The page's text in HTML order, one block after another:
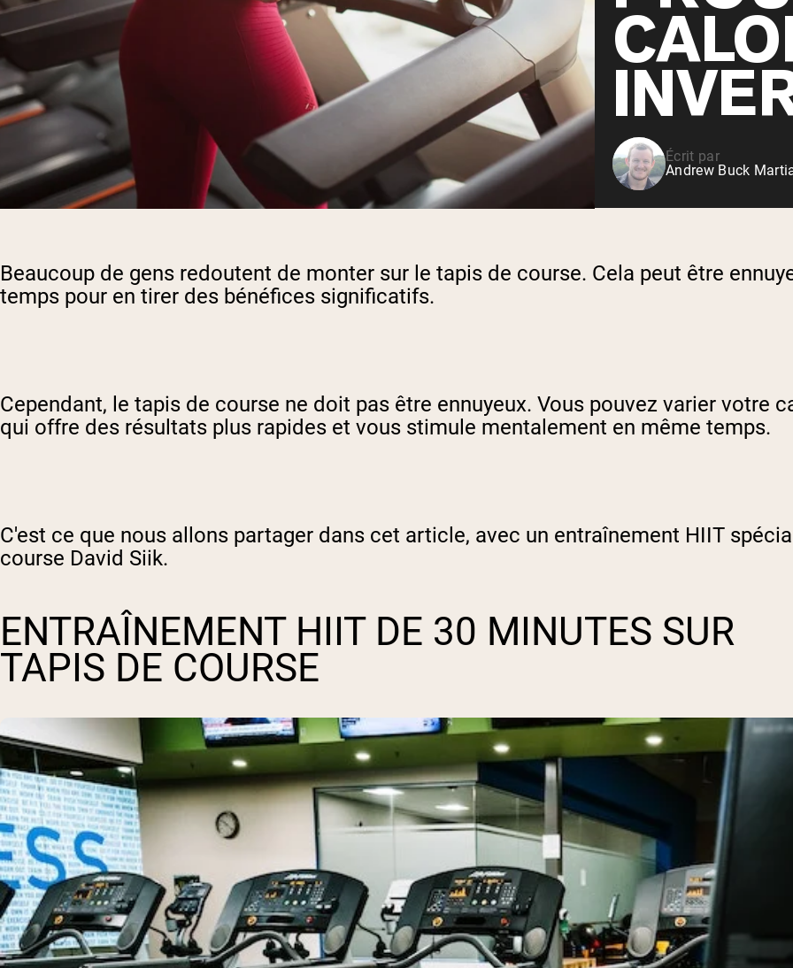
vanille
Whey de vache nourrie à
l'herbe
Shop All Protéines En Poudre
Écrit par
Andrew Buck
Beaucoup de gens redoutent de monter sur le tapis de course. Cela peut être
temps pour en tirer des bénéfices significatifs.
Cependant, le tapis de course ne doit pas être ennuyeux. Vous pouvez varier votre
qui offre des résultats plus rapides et vous stimule mentalement en même temps.
C'est ce que nous allons partager dans cet article, avec un entraînement HIIT
course David Siik.
ENTRAÎNEMENT HIIT DE 30 MINUTES SUR
TAPIS DE COURSE